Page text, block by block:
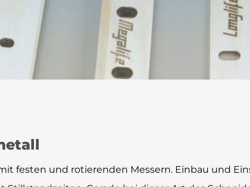
festen und rotierenden Messern. Einbau und